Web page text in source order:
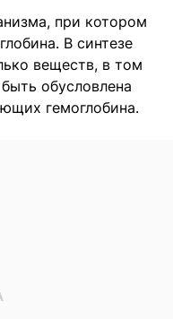
при котором
В синтезе
веществ, в том
обусловлена
гемоглобина.